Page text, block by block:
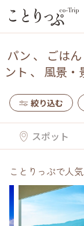
パン 、 ごはん
ント 、 風景・
絞り込む
スポット
ことりっぷで人